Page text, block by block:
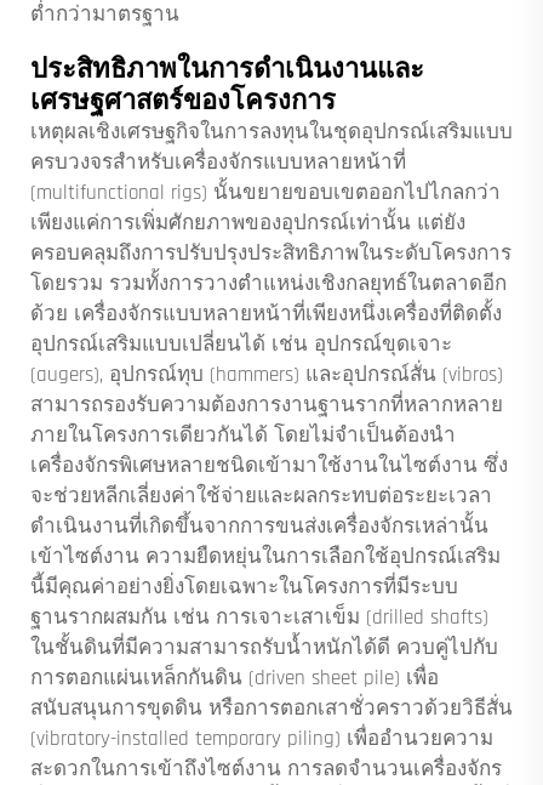
ต่ำกว่ามาตรฐาน
ประสิทธิภาพในการดำเนินงานและ
เศรษฐศาสตร์ของโครงการ
เหตุผลเชิงเศรษฐกิจในการลงทุนในชุดอุปกรณ์เสริมแบบ
ครบวงจรสำหรับเครื่องจักรแบบหลายหน้าที่
(multifunctional rigs) นั้นขยายขอบเขตออกไปไกลกว่า
เพียงแค่การเพิ่มศักยภาพของอุปกรณ์เท่านั้น แต่ยัง
ครอบคลุมถึงการปรับปรุงประสิทธิภาพในระดับโครงการ
โดยรวม รวมทั้งการวางตำแหน่งเชิงกลยุทธ์ในตลาดอีก
ด้วย เครื่องจักรแบบหลายหน้าที่เพียงหนึ่งเครื่องที่ติดตั้ง
อุปกรณ์เสริมแบบเปลี่ยนได้ เช่น อุปกรณ์ขุดเจาะ
(augers), อุปกรณ์ทุบ (hammers) และอุปกรณ์สั่น (vibros)
สามารถรองรับความต้องการงานฐานรากที่หลากหลาย
ภายในโครงการเดียวกันได้ โดยไม่จำเป็นต้องนำ
เครื่องจักรพิเศษหลายชนิดเข้ามาใช้งานในไซต์งาน ซึ่ง
จะช่วยหลีกเลี่ยงค่าใช้จ่ายและผลกระทบต่อระยะเวลา
ดำเนินงานที่เกิดขึ้นจากการขนส่งเครื่องจักรเหล่านั้น
เข้าไซต์งาน ความยืดหยุ่นในการเลือกใช้อุปกรณ์เสริม
นี้มีคุณค่าอย่างยิ่งโดยเฉพาะในโครงการที่มีระบบ
ฐานรากผสมกัน เช่น การเจาะเสาเข็ม (drilled shafts)
ในชั้นดินที่มีความสามารถรับน้ำหนักได้ดี ควบคู่ไปกับ
การตอกแผ่นเหล็กกันดิน (driven sheet pile) เพื่อ
สนับสนุนการขุดดิน หรือการตอกเสาชั่วคราวด้วยวิธีสั่น
(vibratory-installed temporary piling) เพื่ออำนวยความ
สะดวกในการเข้าถึงไซต์งาน การลดจำนวนเครื่องจักร